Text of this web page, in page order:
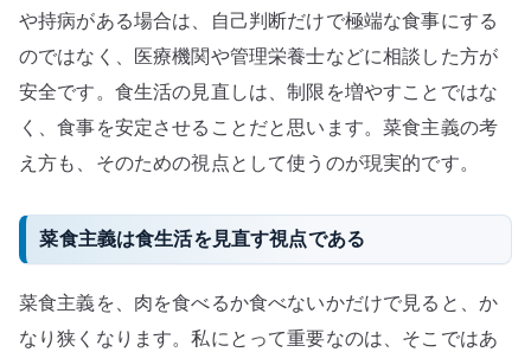
や持病がある場合は、自己判断だけで極端な食事にする
のではなく、医療機関や管理栄養士などに相談した方が
安全です。食生活の見直しは、制限を増やすことではな
く、食事を安定させることだと思います。菜食主義の考
え方も、そのための視点として使うのが現実的です。
菜食主義は食生活を見直す視点である
菜食主義を、肉を食べるか食べないかだけで見ると、か
なり狭くなります。私にとって重要なのは、そこではあ